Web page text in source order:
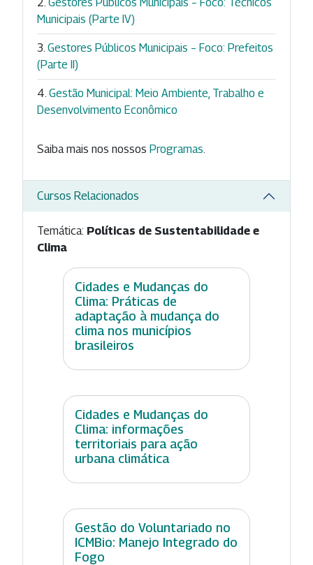
Municipais (Parte IV)
Gestores Públicos Municipais – Foco: Prefeitos
(Parte II)
Gestão Municipal: Meio Ambiente, Trabalho e
Desenvolvimento Econômico
Saiba mais nos nossos Programas
Cursos Relacionados
Temática: Políticas de Sustentabilidade e
Clima
Cidades e Mudanças do
Clima: Práticas de
adaptação à mudança do
clima nos municípios
brasileiros
Cidades e Mudanças do
Clima: informações
territoriais para ação
urbana climática
Gestão do Voluntariado no
ICMBio: Manejo Integrado do
Fogo